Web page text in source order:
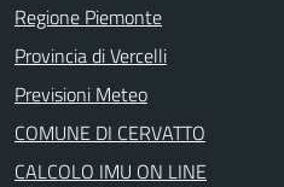
Regione Piemonte
Provincia di Vercelli
Previsioni Meteo
COMUNE DI CERVATTO
CALCOLO IMU ON LINE